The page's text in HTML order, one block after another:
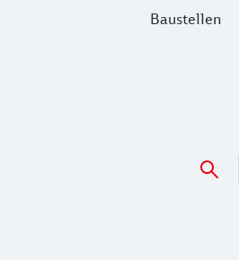
Baustellen